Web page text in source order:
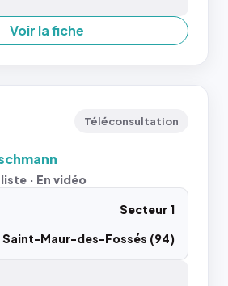
Voir la fiche
Téléconsultation
· En vidéo
Secteur 1
Saint-Maur-des-Fossés (94)